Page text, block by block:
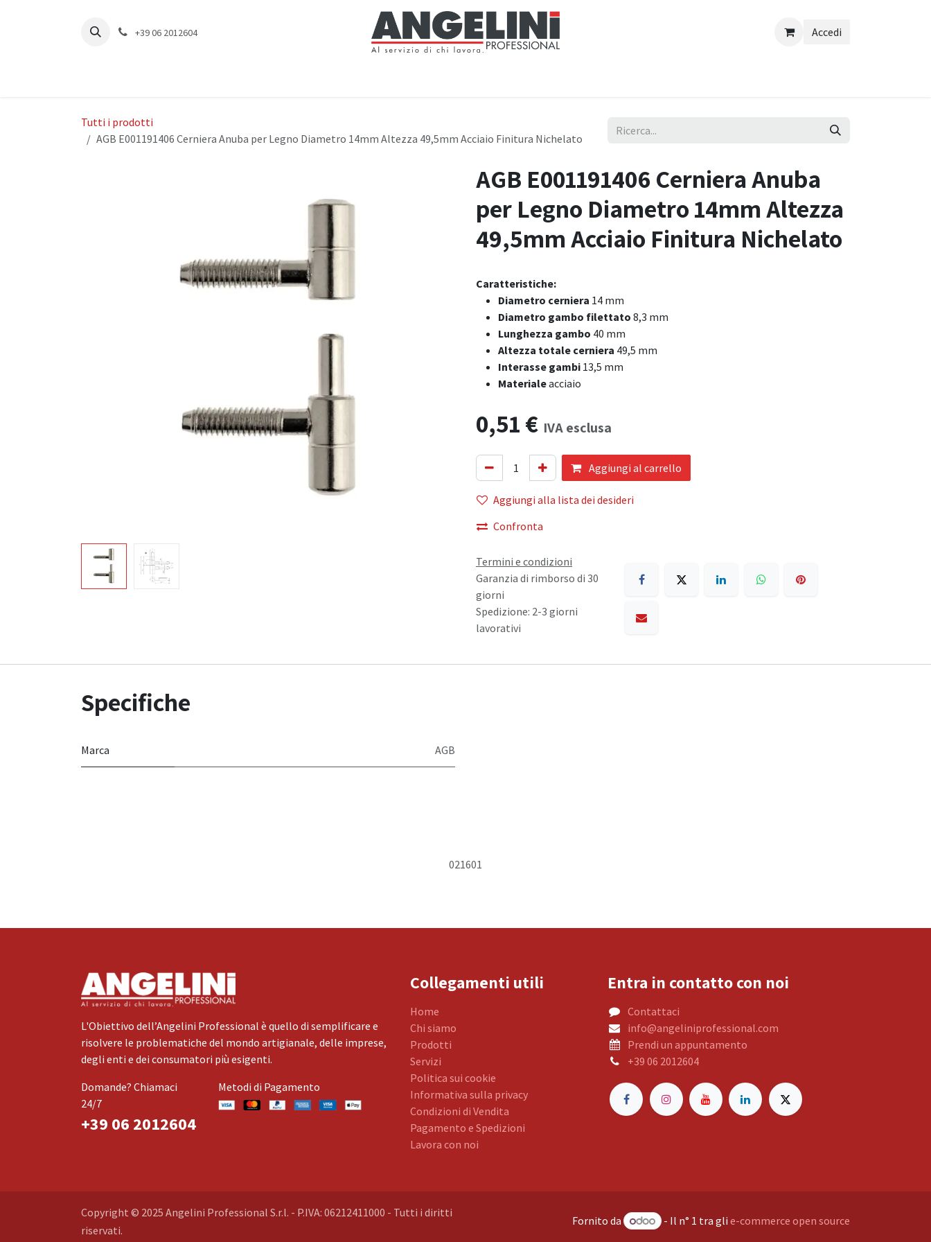
+39 06 2012604 Accedi
Tutti i prodotti
AGB E001191406 Cerniera Anuba per Legno Diametro 14mm Altezza 49,5mm Acciaio Finitura Nichelato
AGB E001191406 Cerniera Anuba
per Legno Diametro 14mm Altezza
49,5mm Acciaio Finitura Nichelato
Caratteristiche:
Diametro cerniera 14 mm
Diametro gambo filettato 8,3 mm
Lunghezza gambo 40 mm
Altezza totale cerniera 49,5 mm
Interasse gambi 13,5 mm
Materialeacciaio
0,51€ IVA esclusa
Aggiungi al carrello
Aggiungi alla lista dei desideri
Confronta
Termini e condizioni
Garanzia di rimborso di 30
giorni
Spedizione: 2-3 giorni
lavorativi
Specifiche
Marca AGB
021601
L'Obiettivo dell’Angelini Professional è quello di semplificare e
risolvere le problematiche del mondo artigianale, delle imprese,
degli enti e dei consumatori più esigenti.
Domande? Chiamaci
24/7
+39 06 2012604
Metodi di Pagamento
Collegamenti utili
Home
Chi siamo
Prodotti
Servizi
Politica sui cookie
Informativa sulla privacy
Condizioni di Vendita
Pagamento e Spedizioni
Lavora con noi
Entra in contatto con noi
Contattaci
info@angeliniprofessional.com
Prendi un appuntamento
+39 06 2012604
Copyright © 2025 Angelini Professional S.r.l. - P.IVA: 06212411000 - Tutti i diritti
riservati.
Fornito da - Il n° 1 tra gli e-commerce open source